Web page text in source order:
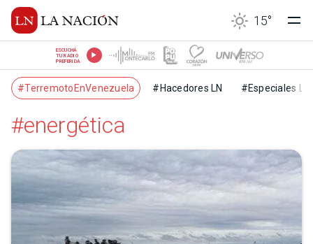
15°
ESCUCHÁ
TU RADIO
PREFERIDA
#TerremotoEnVenezuela #Hacedores LN #Especiales LN
#energética